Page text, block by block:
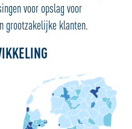
voor opslag voor
grootzakelijke klanten.